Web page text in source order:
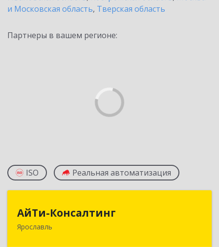
и Московская область, Тверская область
Партнеры в вашем регионе:
ISO Реальная автоматизация
АйТи-Консалтинг
Ярославль
150007, Ярославская обл, Ярославль г, Урочская